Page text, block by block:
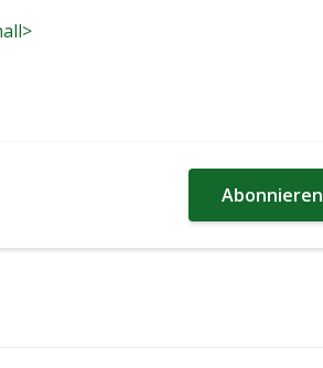
Abonnieren